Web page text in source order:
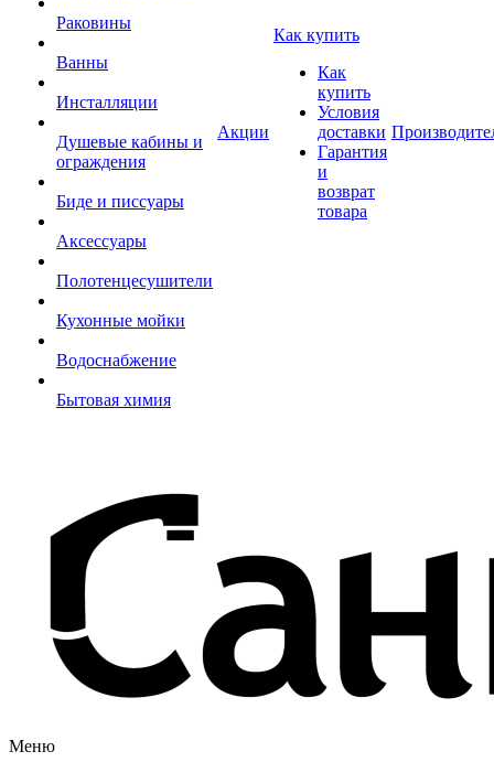
Раковины
Ванны
Инсталляции
Душевые кабины и
ограждения
Биде и писсуары
Аксессуары
Полотенцесушители
Кухонные мойки
Водоснабжение
Бытовая химия
Акции
Как купить
Как
купить
Условия
доставки
Гарантия
и
возврат
товара
Меню